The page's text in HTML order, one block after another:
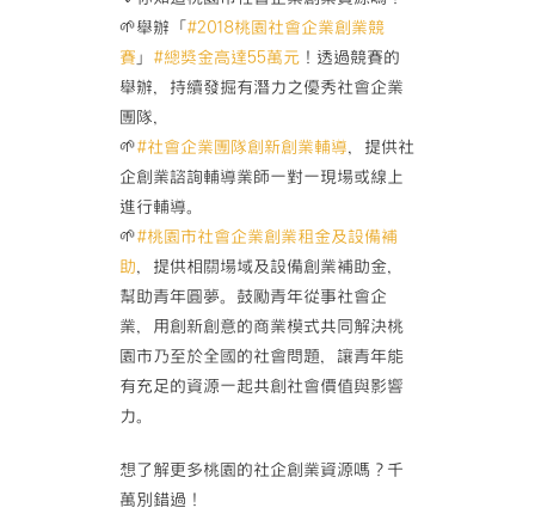
🌱舉辦「 #2018桃園社會企業創業競
賽 」 #總獎金高達55萬元！透過競賽的
舉辦，持續發掘有潛力之優秀社會企業
團隊，
🌱#社會企業團隊創新創業輔導，提供社
企創業諮詢輔導業師一對一現場或線上
進行輔導。
🌱#桃園市社會企業創業租金及設備補
助，提供相關場域及設備創業補助金，
幫助青年圓夢。鼓勵青年從事社會企
業，用創新創意的商業模式共同解決桃
園市乃 至於全國的社會問題，讓青年能
有充足的資源一起共創社會價值與影響
力。
想了解更多桃園的社企創業資源嗎？千
萬別錯過！